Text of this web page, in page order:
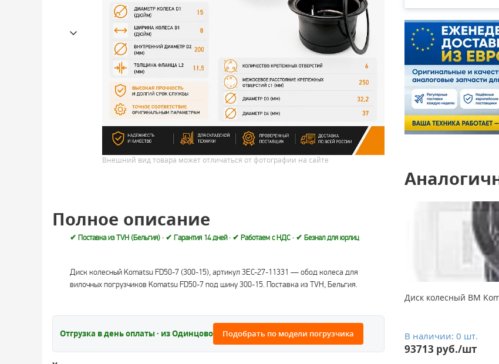
Внешний вид товара может отличаться от фотографии на сайте
Полное описание
✔ Поставка из TVH (Бельгия) · ✔ Гарантия 14 дней · ✔ Работаем с НДС · ✔ Безнал для юрлиц
Диск колесный Komatsu FD50-7 (300-15), артикул 3EC-27-11331 — обод колеса для
вилочных погрузчиков Komatsu FD50-7 под шину 300-15. Поставка из TVH, Бельгия.
Отгрузка в день оплаты · из Одинцово Подобрать по модели погрузчика
Диск колесный ВМ
В наличии: 0 шт.
93713 руб./шт